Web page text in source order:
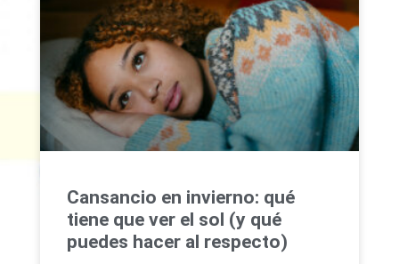
Cansancio en invierno: qué
tiene que ver el sol (y qué
puedes hacer al respecto)